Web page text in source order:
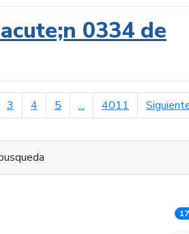
0334 de
3 4 5 ... 4011